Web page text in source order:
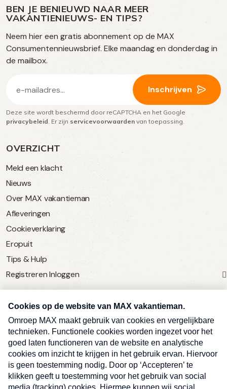
OVERZICHT
Meld een klacht
Nieuws
Over MAX vakantieman
Afleveringen
Cookieverklaring
Eropuit
Tips & Hulp
Registreren Inloggen
SERVICE
Over Omroep MAX
MAX Vandaag
MAX Meldpunt
Pers
Contact
op
social
media
op
Facebook
op
TikTok
op
Instagram
BEN JE BENIEUWD NAAR MEER
VAKANTIENIEUWS- EN TIPS?
Neem hier een gratis abonnement op de MAX
Consumentennieuwsbrief. Elke maandag en donderdag in
de mailbox.
mailadres
(Vereist)
Inschrijven
Deze site wordt beschermd door reCAPTCHA en het Google
privacybeleid . Er zijn servicevoorwaarden van toepassing.